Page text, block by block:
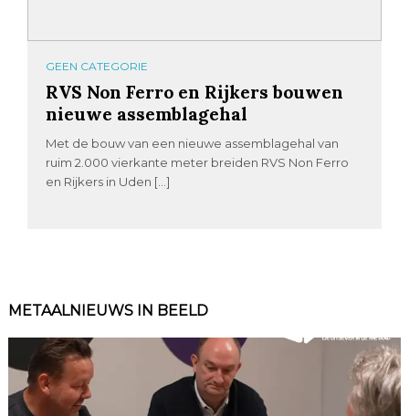
GEEN CATEGORIE
RVS Non Ferro en Rijkers bouwen
nieuwe assemblagehal
Met de bouw van een nieuwe assemblagehal van
ruim 2.000 vierkante meter breiden RVS Non Ferro
en Rijkers in Uden […]
METAALNIEUWS IN BEELD